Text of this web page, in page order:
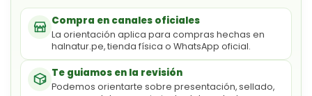
Compra en canales oficiales
La orientación aplica para compras hechas en
halnatur.pe, tienda física o WhatsApp oficial.
Te guiamos en la revisión
Podemos orientarte sobre presentación, sellado,